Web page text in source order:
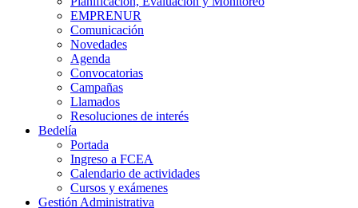
EMPRENUR
Comunicación
Novedades
Agenda
Convocatorias
Campañas
Llamados
Resoluciones de interés
Bedelía
Portada
Ingreso a FCEA
Calendario de actividades
Cursos y exámenes
Gestión Administrativa